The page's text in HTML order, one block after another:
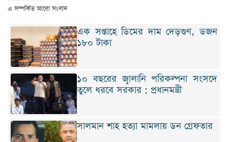
এ সম্পর্কিত আরো সংবাদ
এক সপ্তাহে ডিমের দাম দেড়গুণ, ডজন
১৮০ টাকা
১০ বছরের জ্বালানি পরিকল্পনা সংসদে
তুলে ধরবে সরকার : প্রধানমন্ত্রী
সালমান শাহ হত্যা মামলায় ডন গ্রেফতার